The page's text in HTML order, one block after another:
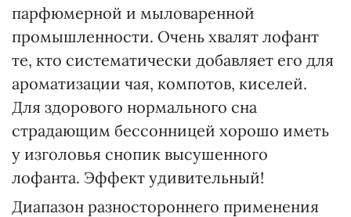
парфюмерной и мыловаренной
промышленности. Очень хвалят лофант
те, кто систематически добавляет его для
ароматизации чая, компотов, киселей.
Для здорового нормального сна
страдающим бессонницей хорошо иметь
у изголовья снопик высушенного
лофанта. Эффект удивительный!
Диапазон разностороннего применения